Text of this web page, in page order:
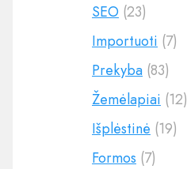
SEO (23)
Importuoti (7)
Prekyba (83)
Žemėlapiai (12)
Išplėstinė (19)
Formos (7)